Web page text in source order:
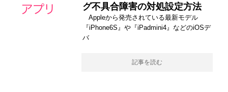
グ不具合障害の対処設定方法
Appleから発売されている最新モデル
『iPhone6S』や『iPadmini4』などのiOSデ
バ
記事を読む